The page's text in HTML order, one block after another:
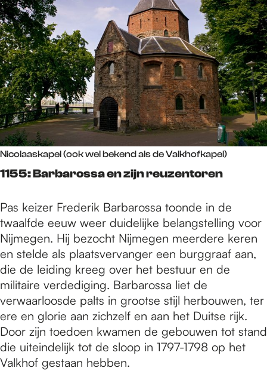
Nicolaaskapel (ook wel bekend als de Valkhofkapel)
1155: Barbarossa en zijn reuzentoren
Pas keizer Frederik Barbarossa toonde in de
twaalfde eeuw weer duidelijke belangstelling voor
Nijmegen. Hij bezocht Nijmegen meerdere keren
en stelde als plaatsvervanger een burggraaf aan,
die de leiding kreeg over het bestuur en de
militaire verdediging. Barbarossa liet de
verwaarloosde palts in grootse stijl herbouwen, ter
ere en glorie aan zichzelf en aan het Duitse rijk.
Door zijn toedoen kwamen de gebouwen tot stand
die uiteindelijk tot de sloop in 1797-1798 op het
Valkhof gestaan hebben.